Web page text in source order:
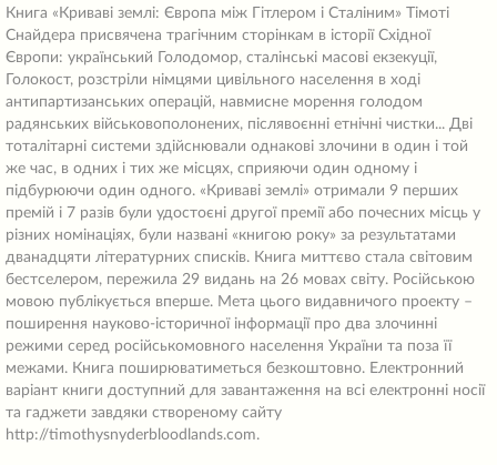
Книга «Криваві землі: Європа між Гітлером і Сталіним» Тімоті
Снайдера присвячена трагічним сторінкам в історії Східної
Європи: український Голодомор, сталінські масові екзекуції,
Голокост, розстріли німцями цивільного населення в ході
антипартизанських операцій, навмисне морення голодом
радянських військовополонених, післявоєнні етнічні чистки... Дві
тоталітарні системи здійснювали однакові злочини в один і той
же час, в одних і тих же місцях, сприяючи один одному і
підбурюючи один одного. «Криваві землі» отримали 9 перших
премій і 7 разів були удостоєні другої премії або почесних місць у
різних номінаціях, були названі «книгою року» за результатами
дванадцяти літературних списків. Книга миттєво стала світовим
бестселером, пережила 29 видань на 26 мовах світу. Російською
мовою публікується вперше. Мета цього видавничого проекту –
поширення науково-історичної інформації про два злочинні
режими серед російськомовного населення України та поза її
межами. Книга поширюватиметься безкоштовно. Електронний
варіант книги доступний для завантаження на всі електронні носії
та гаджети завдяки створеному сайту
http://timothysnyderbloodlands.com.